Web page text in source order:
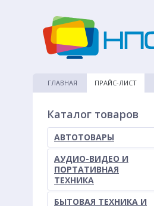
ГЛАВНАЯ ПРАЙС-ЛИСТ
Каталог товаров
АВТОТОВАРЫ
АУДИО-ВИДЕО И
ПОРТАТИВНАЯ
ТЕХНИКА
БЫТОВАЯ ТЕХНИКА И